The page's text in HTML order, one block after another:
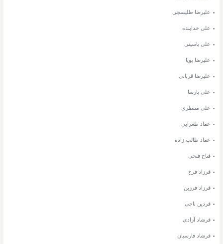
علیرضا طلیسچی
علی خدابنده
علی یاسینی
علیرضا پویا
علیرضا قربانی
علی پارسا
علی منتظری
عماد طغرایی
عماد طالب زاده
فتاح فتحی
فرزاد فرخ
فرزاد فرزین
فردین ناجی
فرشاد آزادی
فرشاد فارسیان